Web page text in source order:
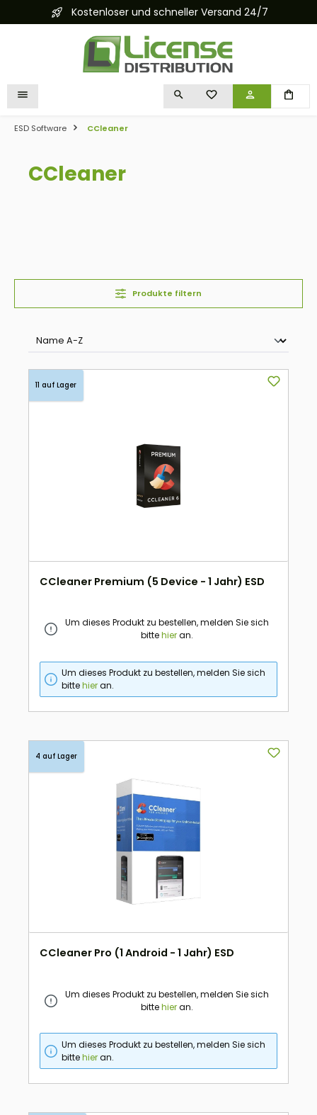
springenKostenloser und schneller Versand 24/7
DU HAST 0 PRODUKTE
ESD Software CCleaner
CCleaner
Produkte filtern
11 auf Lager
CCleaner Premium (5 Device - 1 Jahr) ESD
Um dieses Produkt zu bestellen, melden Sie sich
bittehieran.
Um dieses Produkt zu bestellen, melden Sie sich
bittehieran.
4 auf Lager
CCleaner Pro (1 Android - 1 Jahr) ESD
Um dieses Produkt zu bestellen, melden Sie sich
bittehieran.
Um dieses Produkt zu bestellen, melden Sie sich
bittehieran.